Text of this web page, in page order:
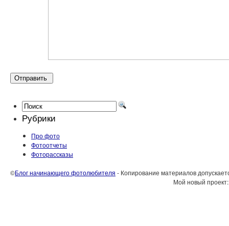
Рубрики
Про фото
Фотоотчеты
Фоторассказы
©Блог начинающего фотолюбителя - Копирование материалов
Мой новый